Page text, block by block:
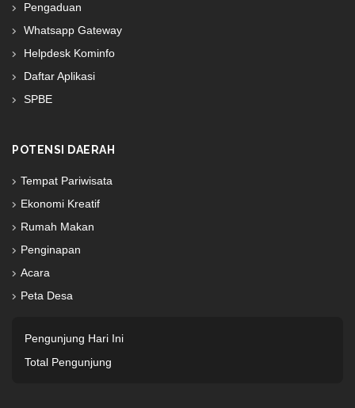
Pengaduan
Whatsapp Gateway
Helpdesk Kominfo
Daftar Aplikasi
SPBE
POTENSI DAERAH
Tempat Pariwisata
Ekonomi Kreatif
Rumah Makan
Penginapan
Acara
Peta Desa
Pengunjung Hari Ini
Total Pengunjung